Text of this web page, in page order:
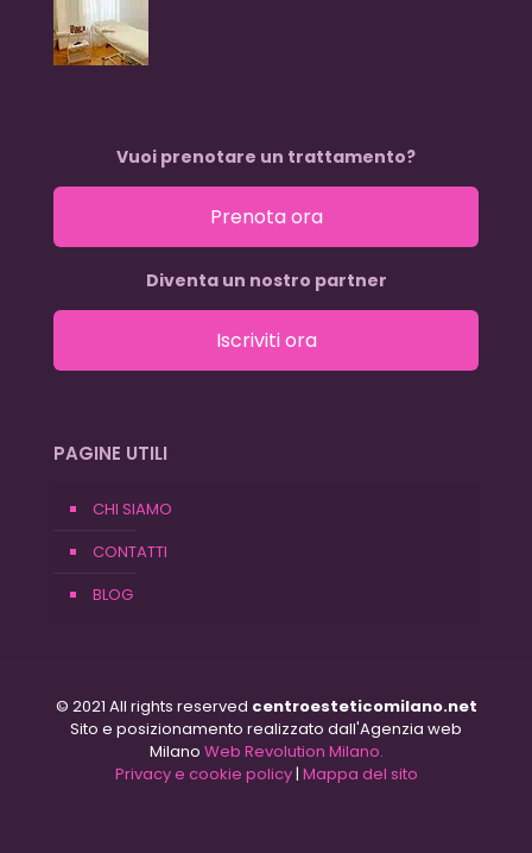
Vuoi prenotare un trattamento?
Prenota ora
Diventa un nostro partner
Iscriviti ora
PAGINE UTILI
CHI SIAMO
CONTATTI
BLOG
© 2021 All rights reserved centroesteticomilano.net
Sito e posizionamento realizzato dall'Agenzia web
Milano Web Revolution Milano.
Privacy e cookie policy| Mappa del sito